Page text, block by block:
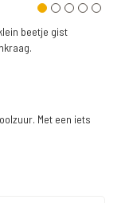
beetje gist
Met een iets